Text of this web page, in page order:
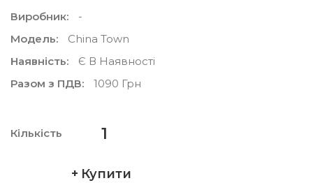
Виробник:
-
Модель:
China Town
Наявність:
Є В Наявності
Разом з ПДВ:
1090 Грн
Кількість
Купити